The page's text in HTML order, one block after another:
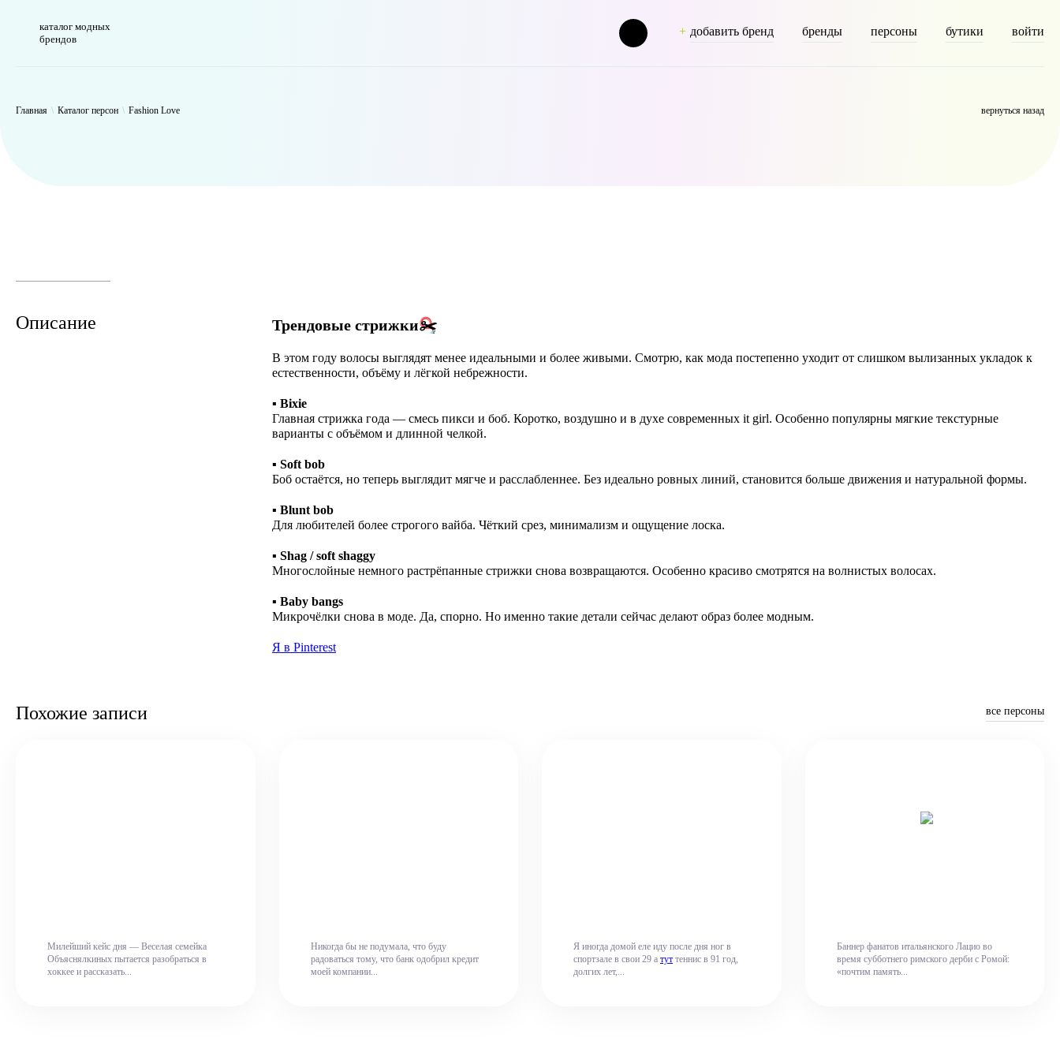
каталог модных
брендов
добавить бренд бренды персоны бутики войти
Главная \ Каталог персон \ Fashion Love вернуться назад
Описание Трендовые стрижки✂️
В этом году волосы выглядят менее идеальными и более живыми. Смотрю, как мода постепенно уходит от слишком вылизанных укладок к
естественности, объёму и лёгкой небрежности.
▪️ Bixie
Главная стрижка года — смесь пикси и боб. Коротко, воздушно и в духе современных it girl. Особенно популярны мягкие текстурные
варианты с объёмом и длинной челкой.
▪️ Soft bob
Боб остаётся, но теперь выглядит мягче и расслабленнее. Без идеально ровных линий, становится больше движения и натуральной формы.
▪️ Blunt bob
Для любителей более строгого вайба. Чёткий срез, минимализм и ощущение лоска.
▪️ Shag / soft shaggy
Многослойные немного растрёпанные стрижки снова возвращаются. Особенно красиво смотрятся на волнистых волосах.
▪️ Baby bangs
Микрочёлки снова в моде. Да, спорно. Но именно такие детали сейчас делают образ более модным.
Я в Pinterest
Похожие записи все персоны
Милейший кейс дня — Веселая семейка
Объяснялкиных пытается разобраться в
хоккее и рассказать...
Никогда бы не подумала, что буду
радоваться тому, что банк одобрил кредит
моей компании...
Я иногда домой еле иду после дня ног в
спортзале в свои 29 а тут теннис в 91 год,
долгих лет,...
Баннер фанатов итальянского Лацио во
время субботнего римского дерби с Ромой:
«почтим память...